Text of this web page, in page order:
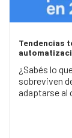
Tendencias
¿Sabés lo
sobreviven
adaptarse al